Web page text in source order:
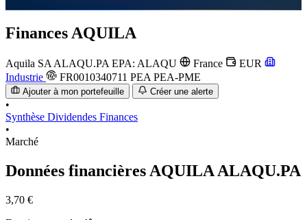
Finances AQUILA
Aquila SA ALAQU.PA EPA: ALAQU France
EUR
Industrie
FR0010340711 PEA PEA-PME
Ajouter à mon portefeuille Créer une alerte
•
Synthèse Dividendes Finances
•
Marché
Données financières AQUILA ALAQU.PA
3,70 €